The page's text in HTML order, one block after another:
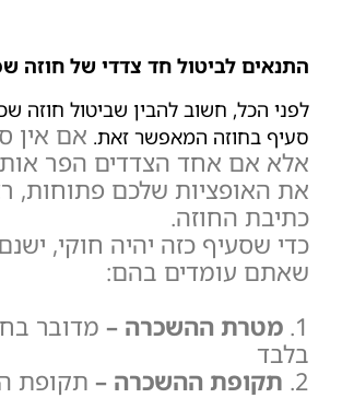
התנאים לביטול חד צדדי של חוזה
לפני הכל, חשוב להבין שביטול חוזה
סעיף בחוזה המאפשר זאת. אם אין
אלא אם אחד הצדדים הפר
את האופציות שלכם פתוחות,
כתיבת החוזה.
כדי שסעיף כזה יהיה חוקי,
שאתם עומדים בהם:
1. מטרת ההשכרה – מדובר
בלבד
2. תקופת ההשכרה –